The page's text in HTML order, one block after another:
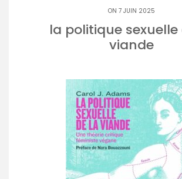
ON 7 JUIN 2025
la politique sexuelle
viande